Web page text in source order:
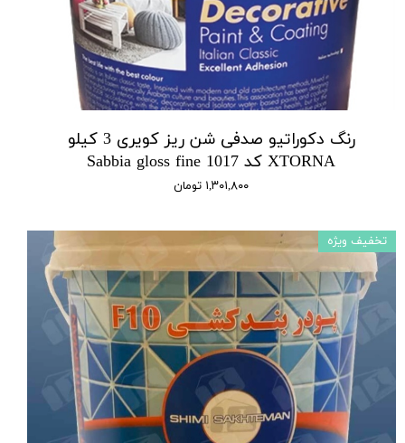
رنگ دکوراتیو صدفی شن ریز کویری 3 کیلو
XTORNA کد 1017 Sabbia gloss fine
۱,۳۰۱,۸۰۰ تومان
تخفیف ویژه